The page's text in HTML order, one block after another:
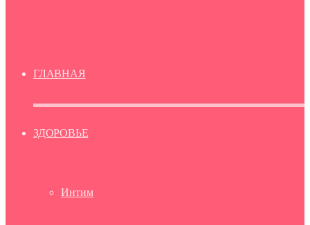
ГЛАВНАЯ
ЗДОРОВЬЕ
Интим